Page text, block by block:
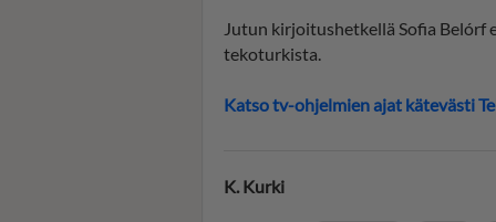
Jutun kirjoitushetkellä Sofia Belórf
tekoturkista.
Katso tv-ohjelmien ajat kätevästi
K. Kurki